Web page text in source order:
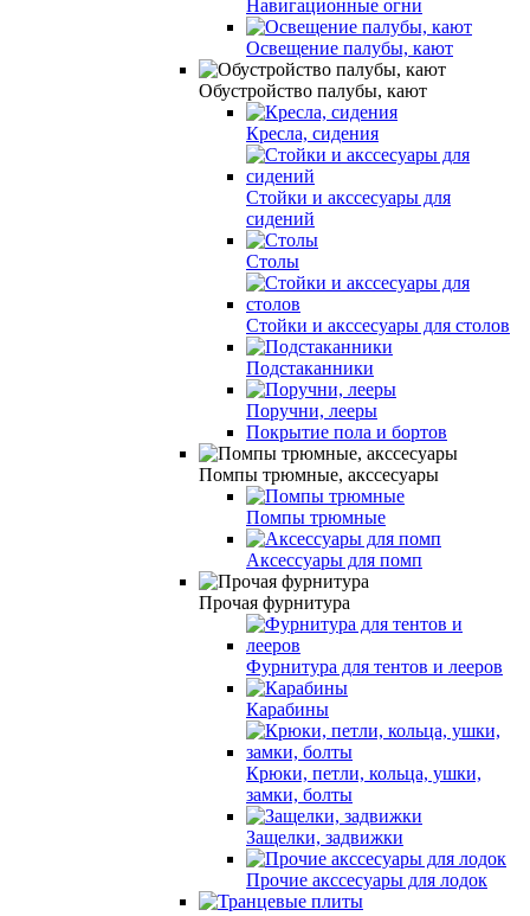
Навигационные огни
Освещение палубы, кают
Обустройство палубы, кают
Кресла, сидения
Стойки и акссесуары для
сидений
Столы
Стойки и акссесуары для столов
Подстаканники
Поручни, лееры
Покрытие пола и бортов
Помпы трюмные, акссесуары
Помпы трюмные
Аксессуары для помп
Прочая фурнитура
Фурнитура для тентов и лееров
Карабины
Крюки, петли, кольца, ушки,
замки, болты
Защелки, задвижки
Прочие акссесуары для лодок